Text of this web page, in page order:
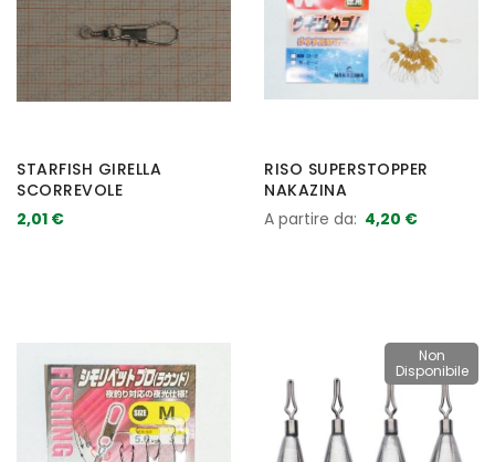
STARFISH GIRELLA
SCORREVOLE
2,01 €
RISO SUPERSTOPPER
NAKAZINA
A partire da 4,20 €
Non
Disponibile